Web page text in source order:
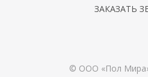
ЗАКАЗАТЬ
© ООО «Пол